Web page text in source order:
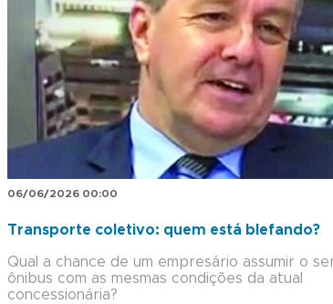
06/06/2026 00:00
Transporte coletivo: quem está blefando?
Qual a chance de um empresário assumir o
ônibus com as mesmas condições da atual
concessionária?